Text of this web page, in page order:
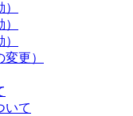
更）
いて